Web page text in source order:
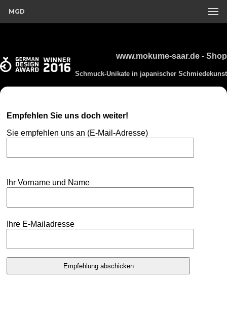
MGD
www.mokume-saar.de - Shop
Schmuck-Unikate in japanischer Schmiedekunst
Empfehlen Sie uns doch weiter!
Sie empfehlen uns an (E-Mail-Adresse)
Ihr Vorname und Name
Ihre E-Mailadresse